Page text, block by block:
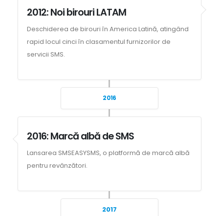
2012: Noi birouri LATAM
Deschiderea de birouri în America Latină, atingând
rapid locul cinci în clasamentul furnizorilor de
servicii SMS.
2016
2016: Marcă albă de SMS
Lansarea SMSEASYSMS, o platformă de marcă albă
pentru revânzători.
2017